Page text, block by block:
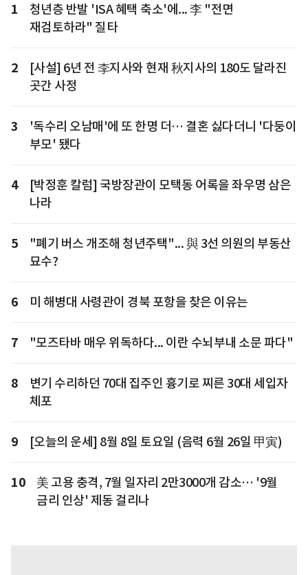
1
청년층 반발 'ISA 혜택 축소'에... 李 "전면
재검토하라" 질타
2
[사설] 6년 전 李지사와 현재 秋지사의 180도 달라진
곳간 사정
3
'독수리 오남매'에 또 한명 더… 결혼 싫다더니 '다둥이
부모' 됐다
4
[박정훈 칼럼] 국방장관이 모택동 어록을 좌우명 삼은
나라
5
"폐기 버스 개조해 청년주택"... 與 3선 의원의 부동산
묘수?
6 미 해병대 사령관이 경북 포항을 찾은 이유는
7 "모즈타바 매우 위독하다... 이란 수뇌부내 소문 파다"
8
변기 수리하던 70대 집주인 흉기로 찌른 30대 세입자
체포
9 [오늘의 운세] 8월 8일 토요일 (음력 6월 26일 甲寅)
10
美 고용 충격, 7월 일자리 2만3000개 감소… '9월
금리 인상' 제동 걸리나